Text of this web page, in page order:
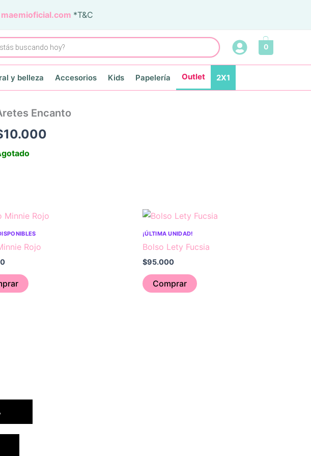
maemioficial.com *T&C
0
y belleza Accesorios Kids Papelería Outlet 2X1
Encanto
10.000
Rojo
¡ÚLTIMA UNIDAD!
Bolso Lety Fucsia
$95.000
Comprar